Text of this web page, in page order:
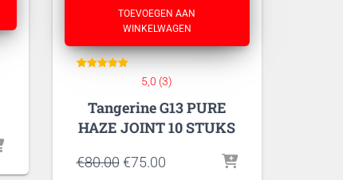
TOEVOEGEN AAN
WINKELWAGEN
gebaseerd
opklant
5,0 (3)
Tangerine G13 PURE
HAZE JOINT 10 STUKS
€80.00 Oorspronkelijke
€75.00Huidige